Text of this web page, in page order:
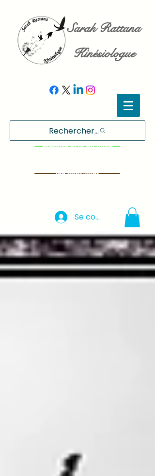
Sarah Rattana
Kinésiologue
Rechercher...
Prendre RDV en ligne
Me contacter
Se connecter